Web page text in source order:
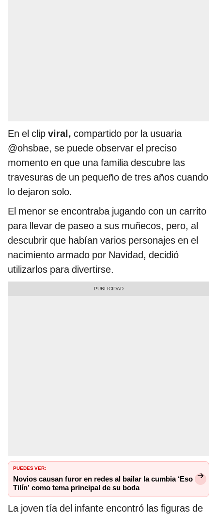
En el clip viral, compartido por la usuaria
@ohsbae, se puede observar el preciso
momento en que una familia descubre las
travesuras de un pequeño de tres años cuando
lo dejaron solo.
El menor se encontraba jugando con un carrito
para llevar de paseo a sus muñecos, pero, al
descubrir que habían varios personajes en el
nacimiento armado por Navidad, decidió
utilizarlos para divertirse.
PUEDES VER:
Novios causan furor en redes al bailar la cumbia ‘Eso
Tilín’ como tema principal de su boda
La joven tía del infante encontró las figuras de